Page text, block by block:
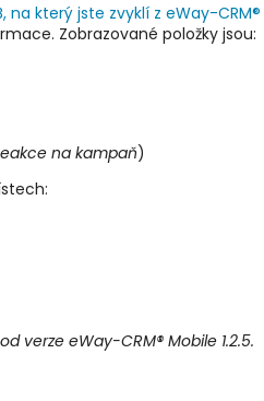
na který jste zvyklí z eWay-CRM®
Zobrazované položky jsou:
na kampaň)
verze eWay-CRM® Mobile 1.2.5.